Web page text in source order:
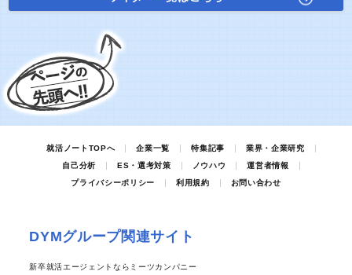
就活ノートTOPへ 企業一覧 特集記事
業界・企業研究
自己分析
ES・選考対策 ノウハウ
運営者情報
プライバシーポリシー
利用規約 お問い合わせ
DYMグループ関連サイト
新卒就活エージェントならミーツカンパニー